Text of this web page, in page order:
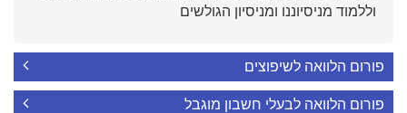
וללמוד מניסיוננו ומניסיון הגולשים
פורום הלוואה לשיפוצים
פורום הלוואה לבעלי חשבון מוגבל